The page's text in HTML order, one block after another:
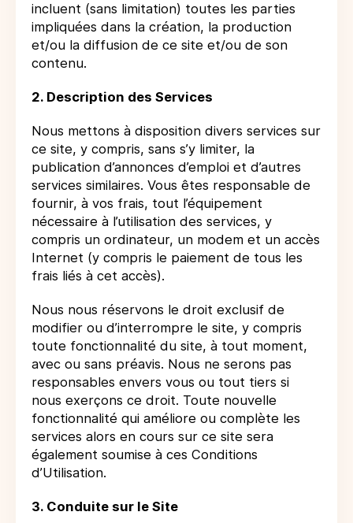
incluent (sans limitation) toutes les parties
impliquées dans la création, la production
et/ou la diffusion de ce site et/ou de son
contenu.
2. Description des Services
Nous mettons à disposition divers services sur
ce site, y compris, sans s’y limiter, la
publication d’annonces d’emploi et d’autres
services similaires. Vous êtes responsable de
fournir, à vos frais, tout l’équipement
nécessaire à l’utilisation des services, y
compris un ordinateur, un modem et un accès
Internet (y compris le paiement de tous les
frais liés à cet accès).
Nous nous réservons le droit exclusif de
modifier ou d’interrompre le site, y compris
toute fonctionnalité du site, à tout moment,
avec ou sans préavis. Nous ne serons pas
responsables envers vous ou tout tiers si
nous exerçons ce droit. Toute nouvelle
fonctionnalité qui améliore ou complète les
services alors en cours sur ce site sera
également soumise à ces Conditions
d’Utilisation.
3. Conduite sur le Site